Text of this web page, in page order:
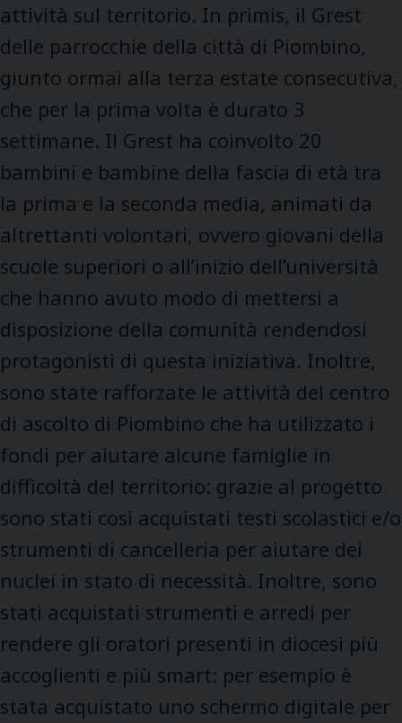
attività sul territorio. In primis, il Grest
delle parrocchie della città di Piombino,
giunto ormai alla terza estate consecutiva,
che per la prima volta è durato 3
settimane. Il Grest ha coinvolto 20
bambini e bambine della fascia di età tra
la prima e la seconda media, animati da
altrettanti volontari, ovvero giovani della
scuole superiori o all’inizio dell’università
che hanno avuto modo di mettersi a
disposizione della comunità rendendosi
protagonisti di questa iniziativa. Inoltre,
sono state rafforzate le attività del centro
di ascolto di Piombino che ha utilizzato i
fondi per aiutare alcune famiglie in
difficoltà del territorio: grazie al progetto
sono stati così acquistati testi scolastici e/o
strumenti di cancelleria per aiutare dei
nuclei in stato di necessità. Inoltre, sono
stati acquistati strumenti e arredi per
rendere gli oratori presenti in diocesi più
accoglienti e più smart: per esempio è
stata acquistato uno schermo digitale per